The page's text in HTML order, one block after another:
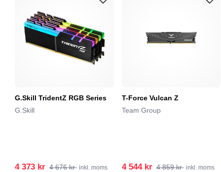
G.Skill TridentZ RGB Series
G.Skill
4 373 kr 4 676 kr inkl. moms
T-Force Vulcan Z
Team Group
4 544 kr 4 859 kr inkl. moms